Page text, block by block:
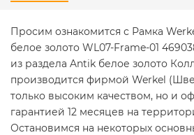
Просим ознакомится с Рамка
белое золото WL07-Frame-01
из раздела Antik белое золото
производится фирмой Werkel
только высоким качеством, но и
гарантией 12 месяцев на
Остановимся на некоторых